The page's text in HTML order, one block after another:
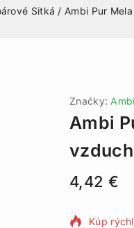
Sitká / Ambi Pur
Značky:
Ambi
4,42 €
16
Kúp